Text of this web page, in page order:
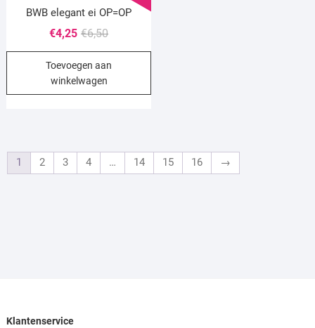
BWB elegant ei OP=OP
€6,50Oorspronkelijke
prijs
was:
€4,25
Huidige
prijs
is:
Toevoegen aan
winkelwagen
1 2 3 4 … 14 15 16 →
Klantenservice